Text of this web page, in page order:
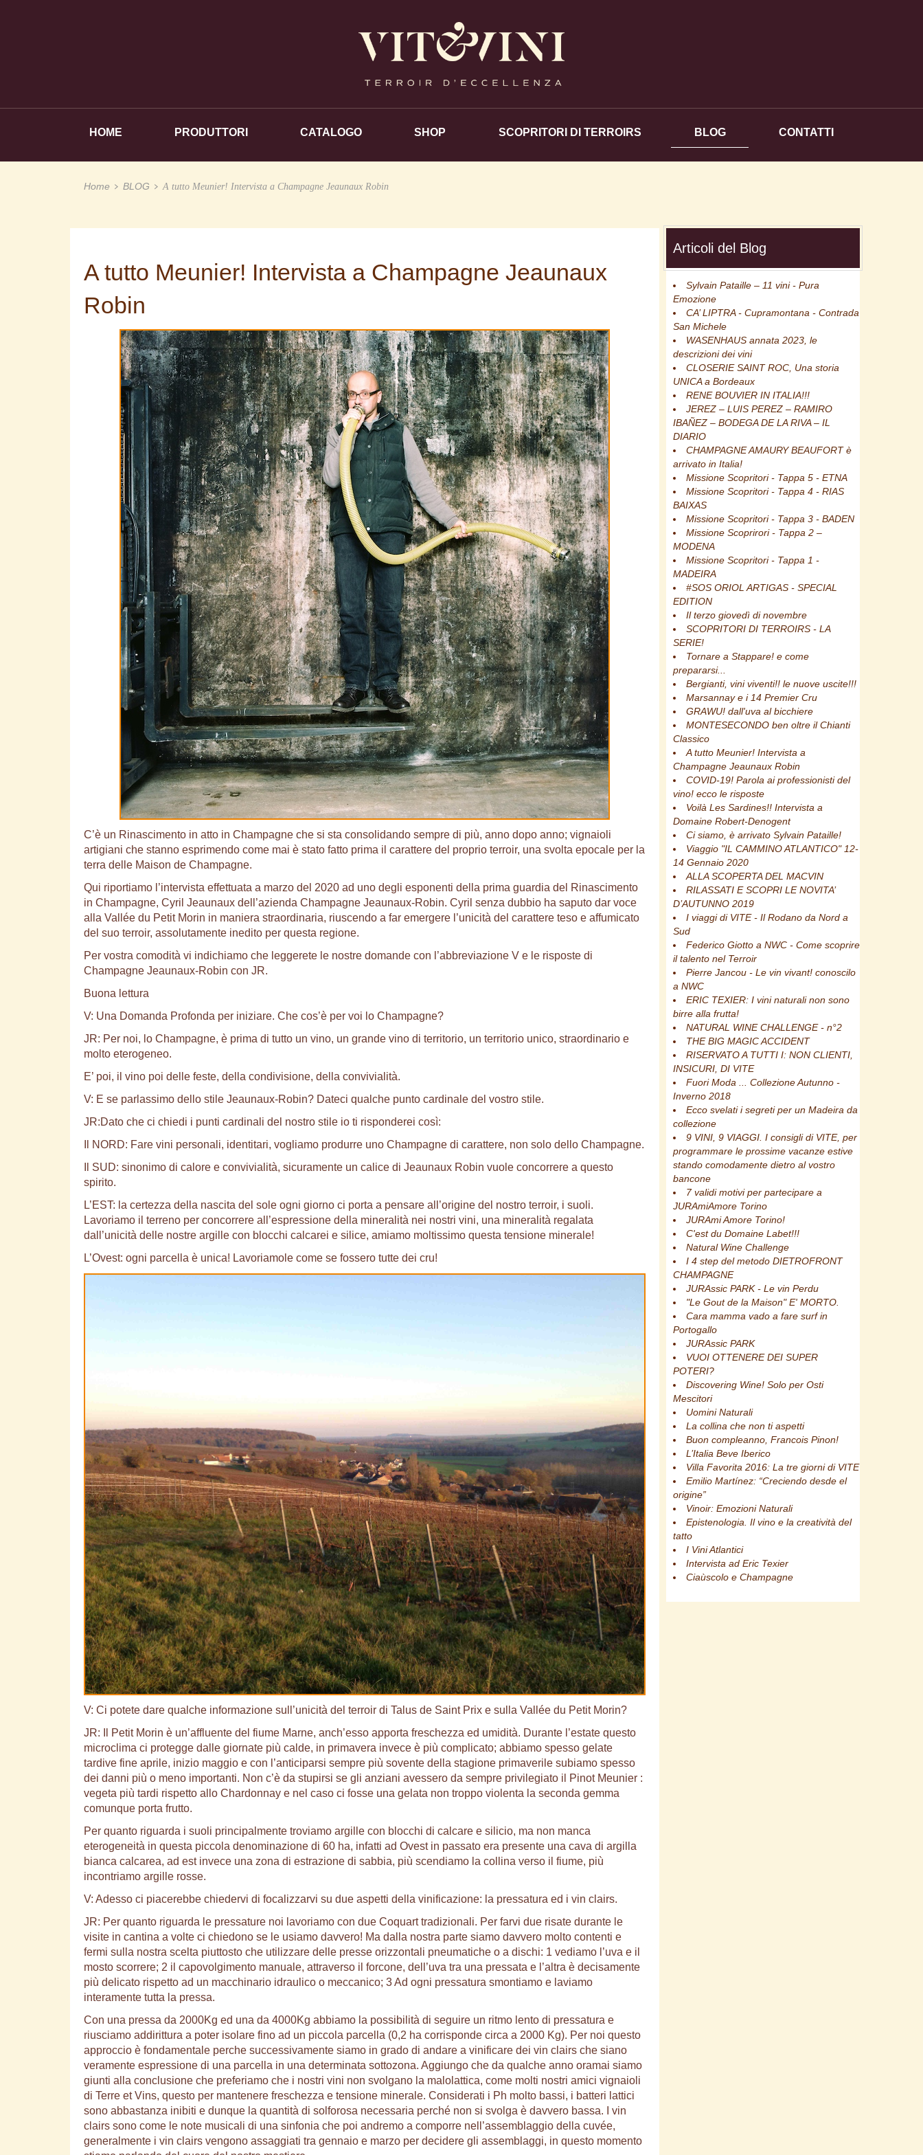
HOME PRODUTTORI CATALOGO SHOP SCOPRITORI DI TERROIRS BLOG CONTATTI
Home BLOG A tutto Meunier! Intervista a Champagne Jeaunaux Robin
A tutto Meunier! Intervista a Champagne Jeaunaux
Robin
C’è un Rinascimento in atto in Champagne che si sta consolidando sempre di più, anno dopo anno; vignaioli
artigiani che stanno esprimendo come mai è stato fatto prima il carattere del proprio terroir, una svolta epocale per la
terra delle Maison de Champagne.
Qui riportiamo l’intervista effettuata a marzo del 2020 ad uno degli esponenti della prima guardia del Rinascimento
in Champagne, Cyril Jeaunaux dell’azienda Champagne Jeaunaux-Robin. Cyril senza dubbio ha saputo dar voce
alla Vallée du Petit Morin in maniera straordinaria, riuscendo a far emergere l’unicità del carattere teso e affumicato
del suo terroir, assolutamente inedito per questa regione.
Per vostra comodità vi indichiamo che leggerete le nostre domande con l’abbreviazione V e le risposte di
Champagne Jeaunaux-Robin con JR.
Buona lettura
V: Una Domanda Profonda per iniziare. Che cos’è per voi lo Champagne?
JR: Per noi, lo Champagne, è prima di tutto un vino, un grande vino di territorio, un territorio unico, straordinario e
molto eterogeneo.
E’ poi, il vino poi delle feste, della condivisione, della convivialità.
V: E se parlassimo dello stile Jeaunaux-Robin? Dateci qualche punto cardinale del vostro stile.
JR:Dato che ci chiedi i punti cardinali del nostro stile io ti risponderei così:
Il NORD: Fare vini personali, identitari, vogliamo produrre uno Champagne di carattere, non solo dello Champagne.
Il SUD: sinonimo di calore e convivialità, sicuramente un calice di Jeaunaux Robin vuole concorrere a questo
spirito.
L’EST: la certezza della nascita del sole ogni giorno ci porta a pensare all’origine del nostro terroir, i suoli.
Lavoriamo il terreno per concorrere all’espressione della mineralità nei nostri vini, una mineralità regalata
dall’unicità delle nostre argille con blocchi calcarei e silice, amiamo moltissimo questa tensione minerale!
L’Ovest: ogni parcella è unica! Lavoriamole come se fossero tutte dei cru!
V: Ci potete dare qualche informazione sull’unicità del terroir di Talus de Saint Prix e sulla Vallée du Petit Morin?
JR: Il Petit Morin è un’affluente del fiume Marne, anch’esso apporta freschezza ed umidità. Durante l’estate questo
microclima ci protegge dalle giornate più calde, in primavera invece è più complicato; abbiamo spesso gelate
tardive fine aprile, inizio maggio e con l’anticiparsi sempre più sovente della stagione primaverile subiamo spesso
dei danni più o meno importanti. Non c’è da stupirsi se gli anziani avessero da sempre privilegiato il Pinot Meunier :
vegeta più tardi rispetto allo Chardonnay e nel caso ci fosse una gelata non troppo violenta la seconda gemma
comunque porta frutto.
Per quanto riguarda i suoli principalmente troviamo argille con blocchi di calcare e silicio, ma non manca
eterogeneità in questa piccola denominazione di 60 ha, infatti ad Ovest in passato era presente una cava di argilla
bianca calcarea, ad est invece una zona di estrazione di sabbia, più scendiamo la collina verso il fiume, più
incontriamo argille rosse.
V: Adesso ci piacerebbe chiedervi di focalizzarvi su due aspetti della vinificazione: la pressatura ed i vin clairs.
JR: Per quanto riguarda le pressature noi lavoriamo con due Coquart tradizionali. Per farvi due risate durante le
visite in cantina a volte ci chiedono se le usiamo davvero! Ma dalla nostra parte siamo davvero molto contenti e
fermi sulla nostra scelta piuttosto che utilizzare delle presse orizzontali pneumatiche o a dischi: 1 vediamo l’uva e il
mosto scorrere; 2 il capovolgimento manuale, attraverso il forcone, dell’uva tra una pressata e l’altra è decisamente
più delicato rispetto ad un macchinario idraulico o meccanico; 3 Ad ogni pressatura smontiamo e laviamo
interamente tutta la pressa.
Con una pressa da 2000Kg ed una da 4000Kg abbiamo la possibilità di seguire un ritmo lento di pressatura e
riusciamo addirittura a poter isolare fino ad un piccola parcella (0,2 ha corrisponde circa a 2000 Kg). Per noi questo
approccio è fondamentale perche successivamente siamo in grado di andare a vinificare dei vin clairs che siano
veramente espressione di una parcella in una determinata sottozona. Aggiungo che da qualche anno oramai siamo
giunti alla conclusione che preferiamo che i nostri vini non svolgano la malolattica, come molti nostri amici vignaioli
di Terre et Vins, questo per mantenere freschezza e tensione minerale. Considerati i Ph molto bassi, i batteri lattici
sono abbastanza inibiti e dunque la quantità di solforosa necessaria perché non si svolga è davvero bassa. I vin
clairs sono come le note musicali di una sinfonia che poi andremo a comporre nell’assemblaggio della cuvée,
generalmente i vin clairs vengono assaggiati tra gennaio e marzo per decidere gli assemblaggi, in questo momento
Articoli del Blog
Sylvain Pataille – 11 vini - Pura
Emozione
CA’ LIPTRA - Cupramontana - Contrada
San Michele
WASENHAUS annata 2023, le
descrizioni dei vini
CLOSERIE SAINT ROC, Una storia
UNICA a Bordeaux
RENE BOUVIER IN ITALIA!!!
JEREZ – LUIS PEREZ – RAMIRO
IBAÑEZ – BODEGA DE LA RIVA – IL
DIARIO
CHAMPAGNE AMAURY BEAUFORT è
arrivato in Italia!
Missione Scopritori - Tappa 5 - ETNA
Missione Scopritori - Tappa 4 - RIAS
BAIXAS
Missione Scopritori - Tappa 3 - BADEN
Missione Scoprirori - Tappa 2 –
MODENA
Missione Scopritori - Tappa 1 -
MADEIRA
#SOS ORIOL ARTIGAS - SPECIAL
EDITION
Il terzo giovedì di novembre
SCOPRITORI DI TERROIRS - LA
SERIE!
Tornare a Stappare! e come
prepararsi...
Bergianti, vini viventi!! le nuove uscite!!!
Marsannay e i 14 Premier Cru
GRAWU! dall'uva al bicchiere
MONTESECONDO ben oltre il Chianti
Classico
A tutto Meunier! Intervista a
Champagne Jeaunaux Robin
COVID-19! Parola ai professionisti del
vino! ecco le risposte
Voilà Les Sardines!! Intervista a
Domaine Robert-Denogent
Ci siamo, è arrivato Sylvain Pataille!
Viaggio "IL CAMMINO ATLANTICO" 12-
14 Gennaio 2020
ALLA SCOPERTA DEL MACVIN
RILASSATI E SCOPRI LE NOVITA’
D’AUTUNNO 2019
I viaggi di VITE - Il Rodano da Nord a
Sud
Federico Giotto a NWC - Come scoprire
il talento nel Terroir
Pierre Jancou - Le vin vivant! conoscilo
a NWC
ERIC TEXIER: I vini naturali non sono
birre alla frutta!
NATURAL WINE CHALLENGE - n°2
THE BIG MAGIC ACCIDENT
RISERVATO A TUTTI I: NON CLIENTI,
INSICURI, DI VITE
Fuori Moda ... Collezione Autunno -
Inverno 2018
Ecco svelati i segreti per un Madeira da
collezione
9 VINI, 9 VIAGGI. I consigli di VITE, per
programmare le prossime vacanze estive
stando comodamente dietro al vostro
bancone
7 validi motivi per partecipare a
JURAmiAmore Torino
JURAmi Amore Torino!
C'est du Domaine Labet!!!
Natural Wine Challenge
I 4 step del metodo DIETROFRONT
CHAMPAGNE
JURAssic PARK - Le vin Perdu
"Le Gout de la Maison" E' MORTO.
Cara mamma vado a fare surf in
Portogallo
JURAssic PARK
VUOI OTTENERE DEI SUPER
POTERI?
Discovering Wine! Solo per Osti
Mescitori
Uomini Naturali
La collina che non ti aspetti
Buon compleanno, Francois Pinon!
L’Italia Beve Iberico
Villa Favorita 2016: La tre giorni di VITE
Emilio Martínez: “Creciendo desde el
origine”
Vinoir: Emozioni Naturali
Epistenologia. Il vino e la creatività del
tatto
I Vini Atlantici
Intervista ad Eric Texier
Ciaùscolo e Champagne